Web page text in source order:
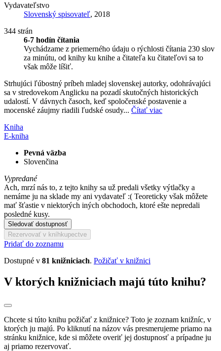
Vydavateľstvo
Slovenský spisovateľ, 2018
344 strán
6-7 hodín čítania
Vychádzame z priemerného údaju o rýchlosti čítania 230 slov
za minútu, od knihy ku knihe a čitateľa ku čitateľovi sa to
však môže líšiť.
Strhujúci ľúbostný príbeh mladej slovenskej autorky, odohrávajúci
sa v stredovekom Anglicku na pozadí skutočných historických
udalostí. V dávnych časoch, keď spoločenské postavenie a
mocenské záujmy riadili ľudské osudy... Čítať viac
Kniha
E-kniha
Pevná väzba
Slovenčina
Vypredané
Ach, mrzí nás to, z tejto knihy sa už predali všetky výtlačky a
nemáme ju na sklade my ani vydavateľ :( Teoreticky však môžete
mať šťastie v niektorých iných obchodoch, ktoré ešte nepredali
posledné kusy.
Sledovať dostupnosť
Rezervovať v kníhkupectve
Pridať do zoznamu
Dostupné v 81 knižniciach. Požičať v knižnici
V ktorých knižniciach majú túto knihu?
Chcete si túto knihu požičať z knižnice? Toto je zoznam knižníc, v
ktorých ju majú. Po kliknutí na názov vás presmerujeme priamo na
stránku knižnice, kde si môžete overiť jej dostupnosť a prípadne ju
aj priamo rezervovať.